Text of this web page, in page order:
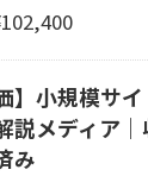
】小規模サ
説メディア
み